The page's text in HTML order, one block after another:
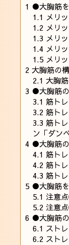
1 ●大胸筋
1.1 メリ
1.2 メリ
1.3 メリ
1.4 メリ
1.5 メリ
2 大胸筋の
2.1 大胸
3 ●大胸筋
3.1 筋ト
3.2 筋ト
3.3 筋ト
ン「ダン
4 ●大胸筋
4.1 筋ト
4.2 筋ト
4.3 筋ト
5 ●大胸筋
5.1 注意
5.2 注意
6 ●大胸筋
6.1 スト
6.2 スト